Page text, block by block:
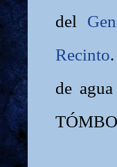
del
Recinto
de